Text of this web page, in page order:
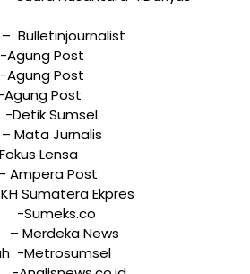
Post
Post
Post
Sumsel
Mata Jurnalis
Lensa
Post
Sumatera Ekpres
News
-Metrosumsel